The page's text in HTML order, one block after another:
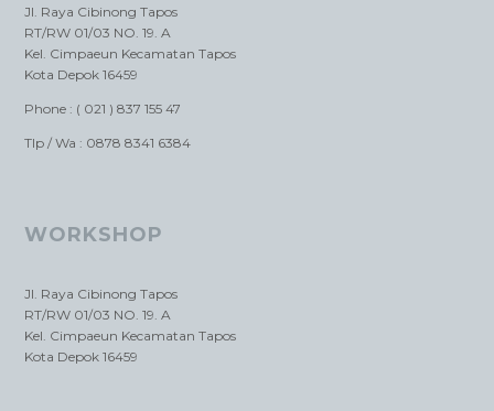
Jl. Raya Cibinong Tapos
RT/RW 01/03 NO. 19. A
Kel. Cimpaeun Kecamatan Tapos
Kota Depok 16459
Phone : ( 021 ) 837 155 47
Tlp / Wa : 0878 8341 6384
WORKSHOP
Jl. Raya Cibinong Tapos
RT/RW 01/03 NO. 19. A
Kel. Cimpaeun Kecamatan Tapos
Kota Depok 16459